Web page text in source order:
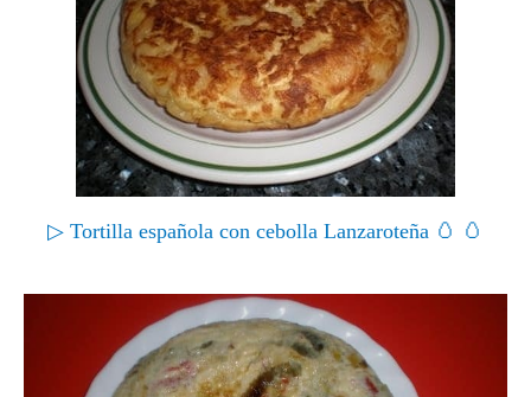
▷ Tortilla española con cebolla Lanzaroteña 🥚 🥚